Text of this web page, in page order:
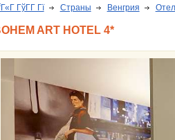
ГўГ­Г Гї Страны Венгрия
ART HOTEL 4*